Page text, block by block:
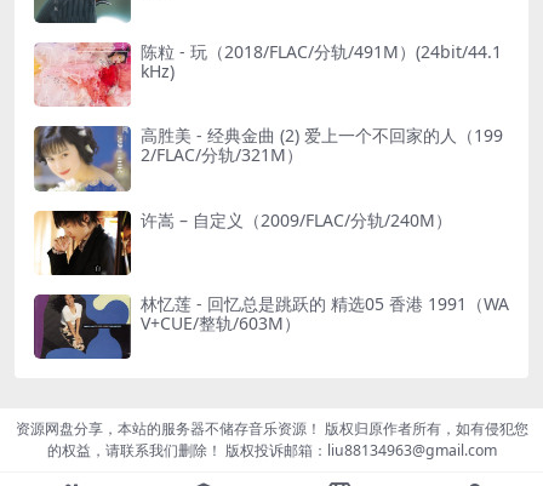
陈粒 - 玩（2018/FLAC/分轨/491M）(24bit/44.1
kHz)
高胜美 - 经典金曲 (2) 爱上一个不回家的人（199
2/FLAC/分轨/321M）
许嵩 – 自定义（2009/FLAC/分轨/240M）
林忆莲 - 回忆总是跳跃的 精选05 香港 1991（WA
V+CUE/整轨/603M）
资源网盘分享，本站的服务器不储存音乐资源！ 版权归原作者所有，如有侵犯您
的权益，请联系我们删除！ 版权投诉邮箱：liu88134963@gmail.com